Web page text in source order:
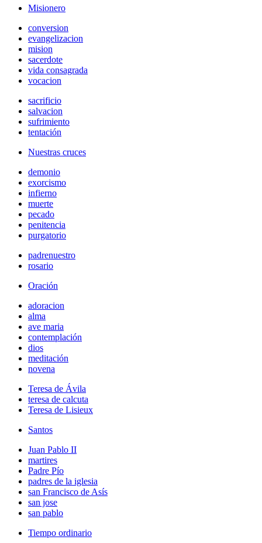
Misionero
conversion
evangelizacion
mision
sacerdote
vida consagrada
vocacion
sacrificio
salvacion
sufrimiento
tentación
Nuestras cruces
demonio
exorcismo
infierno
muerte
pecado
penitencia
purgatorio
padrenuestro
rosario
Oración
adoracion
alma
ave maria
contemplación
dios
meditación
novena
Teresa de Ávila
teresa de calcuta
Teresa de Lisieux
Santos
Juan Pablo II
martires
Padre Pío
padres de la iglesia
san Francisco de Asís
san jose
san pablo
Tiempo ordinario